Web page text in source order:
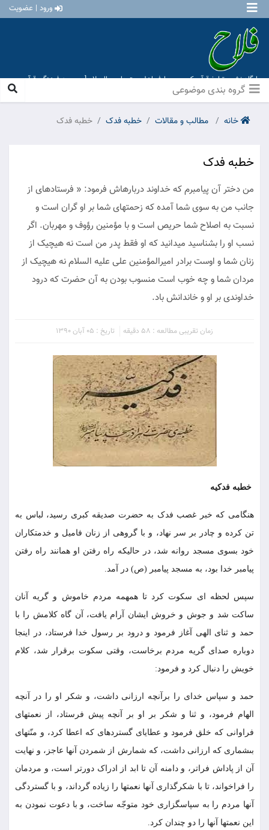
ورود | عضویت
پایگاه نشر و تبلیغ قرآن کریم و معارف اهل بیت علیهم السلام [ موسسه فرهنگی قرآن و
عترت منهاج عشق آباد ]
خانه مطالب و مقالات خطبه فدک خطبه فدک
خطبه فدک
من دختر آن پیامبرم که خداوند درباره‏اش فرمود: « فرستاده‏ای از
جانب من به سوی شما آمده که زحمت‏های شما بر او گران است و
نسبت به اصلاح شما حریص است و با مؤمنین رؤوف و مهربان. اگر
نسب او را بشناسید می‏دانید که او فقط پدر من است نه هیچ‏یک از
زنان شما و اوست برادر امیرالمؤمنین علی علیه السلام نه هیچیک از
مردان شما و چه خوب است منسوب بودن به آن حضرت که درود
خداوندی بر او و خاندانش باد.
زمان تقریبی مطالعه : 58 دقیقه تاریخ : 05 آبان 1390
خطبه فدکیه
هنگامى که خبر غصب فدک به حضرت صدیقه کبری رسید، لباس به
تن کرده و چادر بر سر نهاد، و با گروهى از زنان فامیل و خدمتکاران
خود بسوى مسجد روانه شد، در حالیکه راه رفتن او همانند راه رفتن
پیامبر خدا بود، به مسجد پیامبر (ص) در آمد.
سپس لحظه‏ اى سکوت کرد تا همهمه مردم خاموش و گریه آنان
ساکت شد و جوش و خروش ایشان آرام یافت، آن گاه کلامش را با
حمد و ثناى الهى آغاز فرمود و درود بر رسول خدا فرستاد، در اینجا
دوباره صداى گریه مردم برخاست، وقتى سکوت برقرار شد، کلام
خویش را دنبال کرد و فرمود:
حمد و سپاس خداى را برآنچه ارزانى داشت، و شکر او را در آنچه
الهام فرمود، و ثنا و شکر بر او بر آنچه پیش فرستاد، از نعمتهاى
فراوانى که خلق فرمود و عطایاى گسترده‏اى که اعطا کرد، و منّتهاى
بى‏شمارى که ارزانى داشت، که شمارش از شمردن آنها عاجز، و نهایت
آن از پاداش فراتر، و دامنه آن تا ابد از ادراک دورتر است، و مردمان
را فراخواند، تا با شکرگذارى آنها نعمتها را زیاده گرداند، و با گستردگى
آنها مردم را به سپاسگزارى خود متوجّه ساخت، و با دعوت نمودن به
این نعمتها آنها را دو چندان کرد.